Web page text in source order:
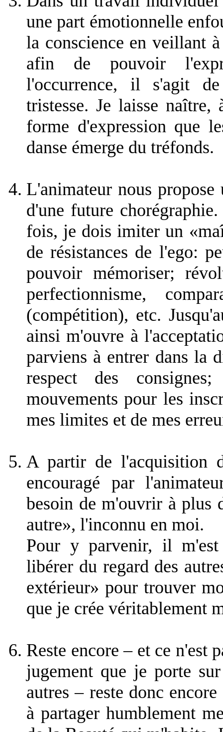
une part émotionnelle
la conscience en veillant
afin de pouvoir
l'occurrence, il s'agit
tristesse. Je laisse
forme d'expression que
danse émerge du tréfonds.
L'animateur nous propose
d'une future
fois, je dois imiter un
de résistances de l'ego:
pouvoir mémoriser;
perfectionnisme,
(compétition), etc.
ainsi m'ouvre à
parviens à entrer dans la
respect des
mouvements pour les
mes limites et de mes
A partir de l'acquisition
encouragé par
besoin de m'ouvrir à plus
autre», l'inconnu en moi.
Pour y parvenir, il m'est
libérer du regard des
extérieur» pour trouver
que je crée véritablement
Reste encore – et ce n'est
jugement que je porte
autres – reste donc
à partager humblement